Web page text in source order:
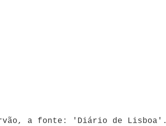
a fonte: 'Diário de Lisboa'.